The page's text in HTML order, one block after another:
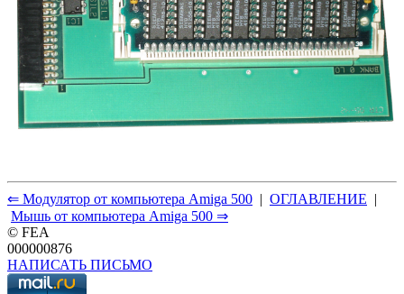
⇐ Модулятор от компьютера Amiga 500 | ОГЛАВЛЕНИЕ |
Мышь от компьютера Amiga 500 ⇒
© FEA
000000876
НАПИСАТЬ ПИСЬМО